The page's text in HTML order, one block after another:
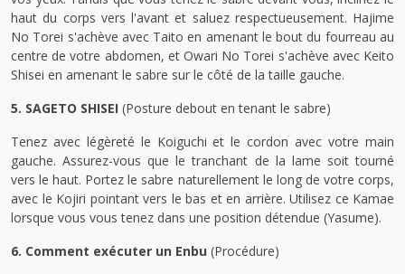
haut du corps vers l'avant et saluez respectueusement. Hajime
No Torei s'achève avec Taito en amenant le bout du fourreau au
centre de votre abdomen, et Owari No Torei s'achève avec Keito
Shisei en amenant le sabre sur le côté de la taille gauche.
5. SAGETO SHISEI (Posture debout en tenant le sabre)
Tenez avec légèreté le Koiguchi et le cordon avec votre main
gauche. Assurez-vous que le tranchant de la lame soit tourné
vers le haut. Portez le sabre naturellement le long de votre corps,
avec le Kojiri pointant vers le bas et en arrière. Utilisez ce Kamae
lorsque vous vous tenez dans une position détendue (Yasume).
6. Comment exécuter un Enbu (Procédure)